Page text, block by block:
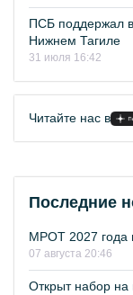
ПСБ поддержал
Нижнем Тагиле
31 июля 16:42
Читайте нас в
Последние
МРОТ 2027 года
07 августа 20:46
Открыт набор